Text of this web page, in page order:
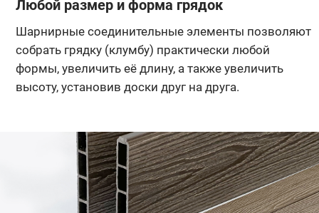
Любой размер и форма грядок
Шарнирные соединительные элементы позволяют
собрать грядку (клумбу) практически любой
формы, увеличить её длину, а также увеличить
высоту, установив доски друг на друга.